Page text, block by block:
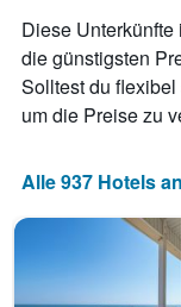
Diese
die günstigsten
Solltest du
um die Preise zu
Alle 937 Hotels